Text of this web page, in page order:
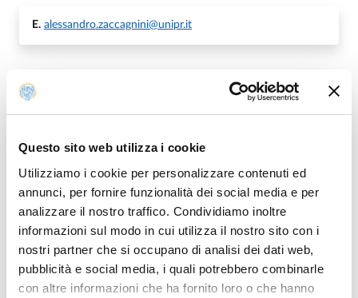
Questo sito web utilizza i cookie
Utilizziamo i cookie per personalizzare contenuti ed
annunci, per fornire funzionalità dei social media e per
analizzare il nostro traffico. Condividiamo inoltre
informazioni sul modo in cui utilizza il nostro sito con i
nostri partner che si occupano di analisi dei dati web,
pubblicità e social media, i quali potrebbero combinarle
con altre informazioni che ha fornito loro o che hanno
E. alessandro.zaccagnini@unipr.it
Map
+
−